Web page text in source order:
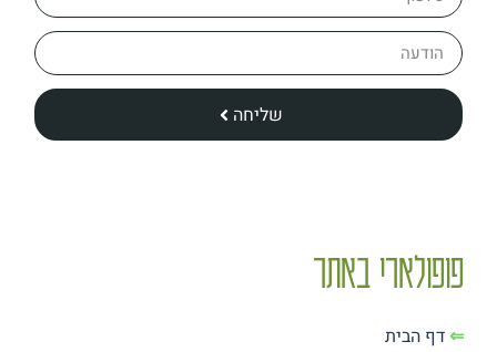
שליחה
פופולארי באתר
⇐דף הבית